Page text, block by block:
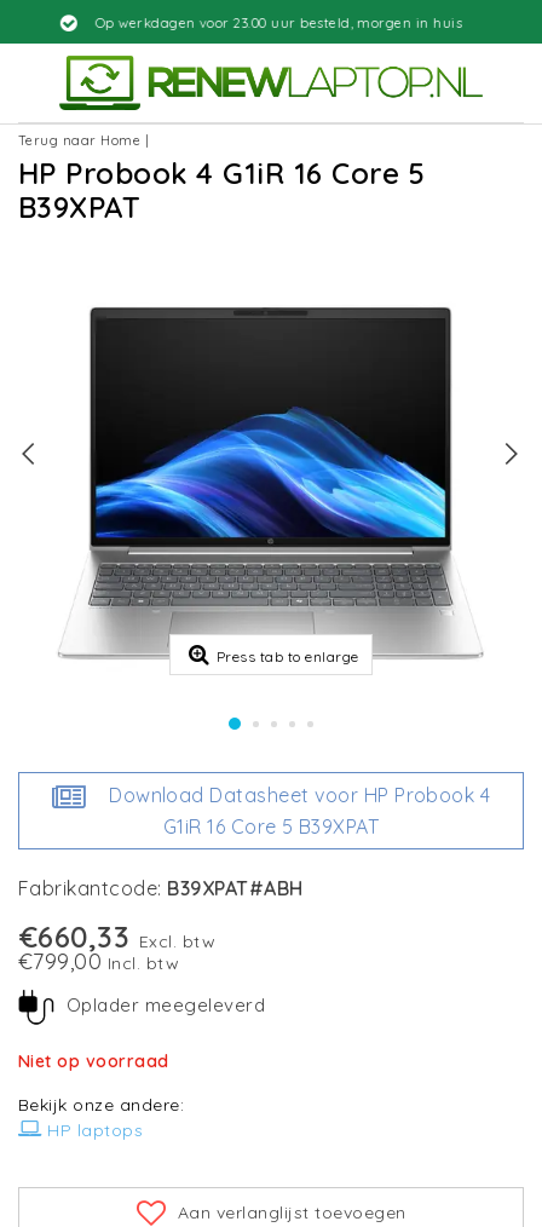
voor 23.00 uur besteld, morgen in huis
Terug naar Home
HP Probook 4 G1iR 16 Core 5
B39XPAT
Press tab to enlarge
Download Datasheet voor HP Probook 4
G1iR 16 Core 5 B39XPAT
Fabrikantcode: B39XPAT#ABH
€660,33 Excl. btw
€799,00 Incl. btw
Oplader meegeleverd
Niet op voorraad
Bekijk onze andere:
HP laptops
Aan verlanglijst toevoegen